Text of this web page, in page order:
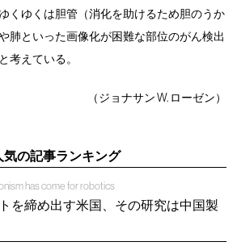
くゆくは胆管（消化を助けるため胆のうか
肺といった画像化が困難な部位のがん検出
考えている。
（ジョナサン W. ローゼン）
気の記事ランキング
has come for robotics
を締め出す米国、その研究は中国製